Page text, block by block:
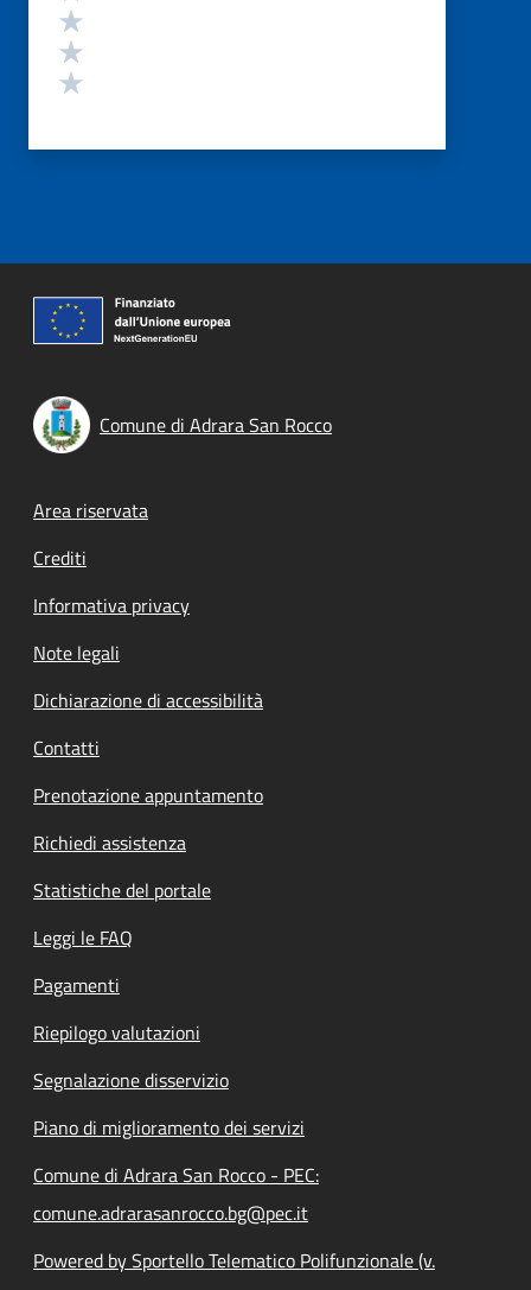
Comune di Adrara San Rocco
Footer menu
Area riservata
Crediti
Informativa privacy
Note legali
Dichiarazione di accessibilità
Contatti
Prenotazione appuntamento
Richiedi assistenza
Statistiche del portale
Leggi le FAQ
Pagamenti
Riepilogo valutazioni
Segnalazione disservizio
Piano di miglioramento dei servizi
Comune di Adrara San Rocco - PEC:
comune.adrarasanrocco.bg@pec.it
Powered by Sportello Telematico Polifunzionale (v.